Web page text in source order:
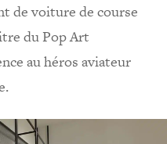
de voiture de course
du Pop Art
au héros aviateur